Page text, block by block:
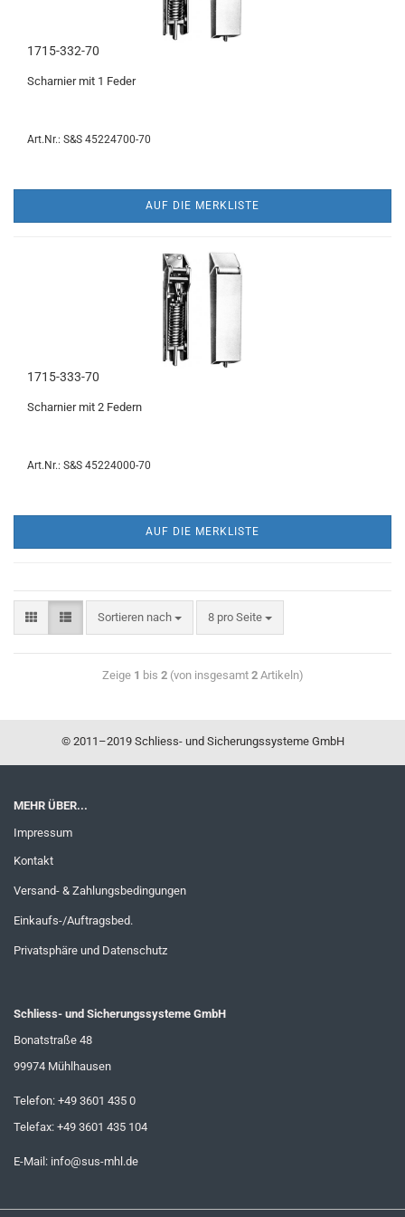
1715-332-70
Scharnier mit 1 Feder
Art.Nr.: S&S 45224700-70
AUF DIE MERKLISTE
1715-333-70
Scharnier mit 2 Federn
Art.Nr.: S&S 45224000-70
AUF DIE MERKLISTE
Sortieren nach 8 pro Seite
Zeige 1 bis 2(von insgesamt 2Artikeln)
© 2011–2019 Schliess- und Sicherungssysteme GmbH
MEHR ÜBER...
Impressum
Kontakt
Versand- & Zahlungsbedingungen
Einkaufs-/Auftragsbed.
Privatsphäre und Datenschutz
Schliess- und Sicherungssysteme GmbH
Bonatstraße 48
99974 Mühlhausen
Telefon: +49 3601 435 0
Telefax: +49 3601 435 104
E-Mail: info@sus-mhl.de